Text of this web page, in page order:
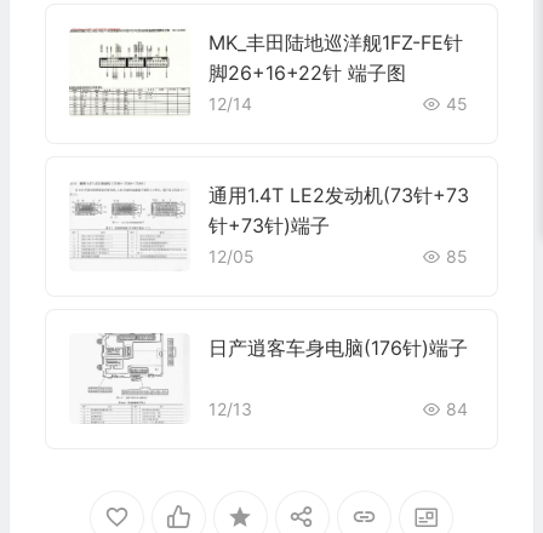
MK_丰田陆地巡洋舰1FZ-FE针
脚26+16+22针 端子图
12/14 45
通用1.4T LE2发动机(73针+73
针+73针)端子
12/05 85
日产逍客车身电脑(176针)端子
12/13 84